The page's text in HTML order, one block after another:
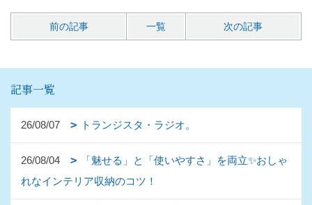
前の記事 一覧 次の記事
記事一覧
26/08/07 トランジスタ・ラジオ。
26/08/04
「魅せる」と「使いやすさ」を両立✨おしゃ
れなインテリア収納のコツ！